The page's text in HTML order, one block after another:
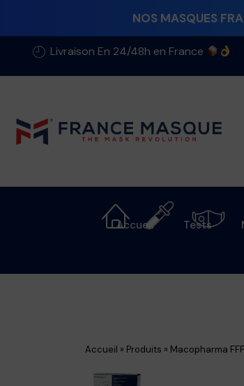
NOS MASQUES
Livraison En 24/48h en France
Accueil Tests
Accueil » Produits » Macopharma